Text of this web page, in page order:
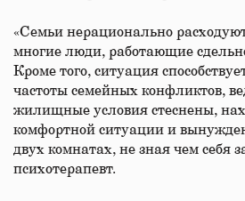
«Семьи нерационально
многие люди, работающие
Кроме того, ситуация
частоты семейных конфликтов,
жилищные условия стеснены,
комфортной ситуации и
двух комнатах, не зная чем себя
психотерапевт.